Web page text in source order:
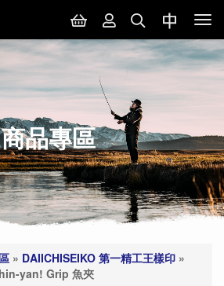
商品專區
» DAIICHISEIKO 第一精工王樣印 »
yan! Grip 魚夾